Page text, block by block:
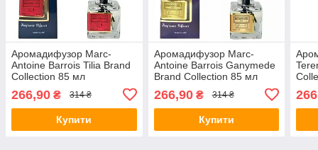
Аромадифузор Marc-
Antoine Barrois Tilia Brand
Collection 85 мл
266,90 ₴ 314 ₴
Купити
Аромадифузор Marc-
Antoine Barrois Ganymede
Brand Collection 85 мл
266,90₴ 314 ₴
Купити